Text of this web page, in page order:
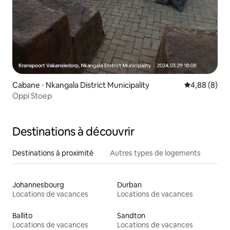
Cabane ⋅ Nkangala District Municipality Évaluation
4,88 (8)
Oppi Stoep
Destinations à découvrir
Destinations à proximité Autres types de logements
Johannesbourg
Locations de vacances
Durban
Locations de vacances
Ballito
Locations de vacances
Sandton
Locations de vacances